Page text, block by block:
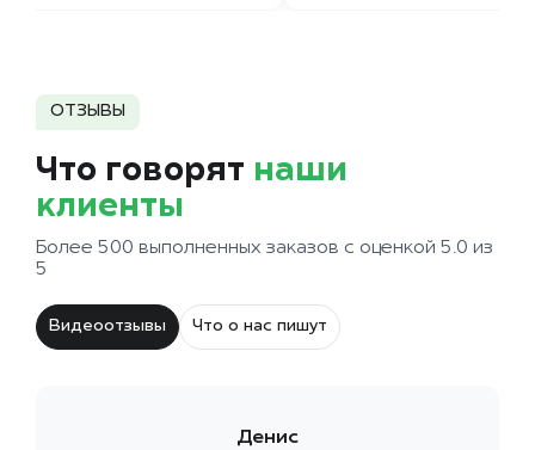
ОТЗЫВЫ
Что говорят наши
клиенты
Более 500 выполненных заказов с оценкой 5.0 из
5
Видеоотзывы Что о нас пишут
Денис